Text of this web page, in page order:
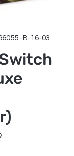
-B-16-03